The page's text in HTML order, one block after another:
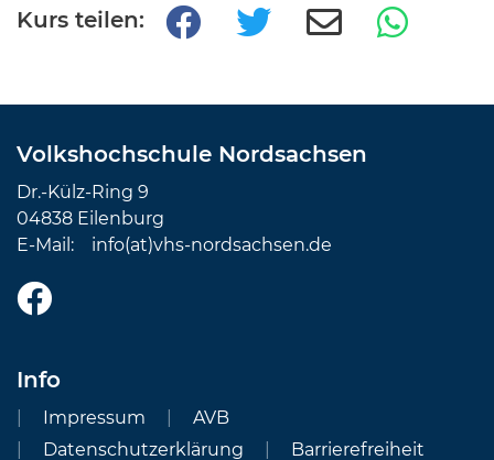
Kurs teilen:
Volkshochschule Nordsachsen
Dr.-Külz-Ring 9
04838 Eilenburg
E-Mail: info(at)vhs-nordsachsen.de
Info
Impressum
AVB
Datenschutzerklärung
Barrierefreiheit